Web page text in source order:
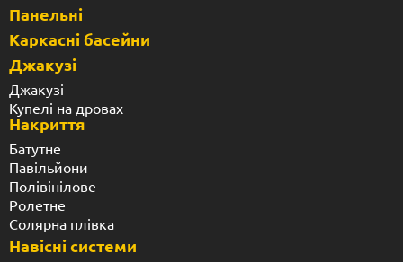
Панельні
Каркасні басейни
Джакузі
Джакузі
Купелі на дровах
Накриття
Батутне
Павільйони
Полівінілове
Ролетне
Солярна плівка
Навісні системи